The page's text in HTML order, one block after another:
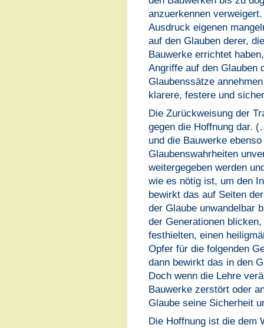
anzuerkennen
Ausdruck eigenen
auf den Glauben derer,
Bauwerke errichtet
Angriffe auf den Glauben
Glaubenssätze
klarere, festere und
Die Zurückweisung der
gegen die Hoffnung dar.
und die Bauwerke
Glaubenswahrheiten
weitergegeben werden
wie es nötig ist, um den
bewirkt das auf Seiten
der Glaube unwandelbar
der Generationen
festhielten, einen
Opfer für die folgenden
dann bewirkt das in den
Doch wenn die Lehre
Bauwerke zerstört oder
Glaube seine Sicherheit
Die Hoffnung ist die dem